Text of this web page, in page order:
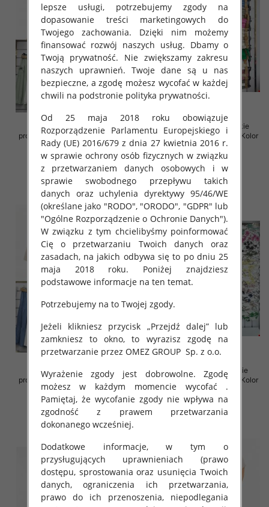
Spódnice damskie (Włoskie
produkt) Roz Standard, Mix Kolor
Paczka 5 szt
38.00 zł
szczegóły
Spódnice damskie (Włoskie
produkt) Roz Standard, Mix Kolor
Paczka 5 szt
35.00 zł
szczegóły
Spódnice damskie (Włoskie
produkt) Roz Standard, Mix Kolor
Paczka 5 szt
35.00 zł
szczegóły
Sukienki damskie (Włoskie
produkt) Roz Standard, Mix Kolor
Paczka 5 szt
35.00 zł
lepsze usługi, potrzebujemy zgody na
dopasowanie treści marketingowych do
Twojego zachowania. Dzięki nim możemy
finansować rozwój naszych usług. Dbamy o
Twoją prywatność. Nie zwiększamy zakresu
naszych uprawnień. Twoje dane są u nas
bezpieczne, a zgodę możesz wycofać w każdej
chwili na podstronie polityka prywatności.
Od 25 maja 2018 roku obowiązuje
Rozporządzenie Parlamentu Europejskiego i
Rady (UE) 2016/679 z dnia 27 kwietnia 2016 r.
w sprawie ochrony osób fizycznych w związku
z przetwarzaniem danych osobowych i w
sprawie swobodnego przepływu takich
danych oraz uchylenia dyrektywy 95/46/WE
(określane jako "RODO", "ORODO", "GDPR" lub
"Ogólne Rozporządzenie o Ochronie Danych").
W związku z tym chcielibyśmy poinformować
Cię o przetwarzaniu Twoich danych oraz
zasadach, na jakich odbywa się to po dniu 25
maja 2018 roku. Poniżej znajdziesz
podstawowe informacje na ten temat.
Potrzebujemy na to Twojej zgody.
Jeżeli klikniesz przycisk „Przejdź dalej” lub
zamkniesz to okno, to wyrazisz zgodę na
przetwarzanie przez OMEZ GROUP Sp. z o.o.
Wyrażenie zgody jest dobrowolne. Zgodę
możesz w każdym momencie wycofać .
Pamiętaj, że wycofanie zgody nie wpływa na
zgodność z prawem przetwarzania
dokonanego wcześniej.
Dodatkowe informacje, w tym o
przysługujących uprawnieniach (prawo
dostępu, sprostowania oraz usunięcia Twoich
danych, ograniczenia ich przetwarzania,
prawo do ich przenoszenia, niepodlegania